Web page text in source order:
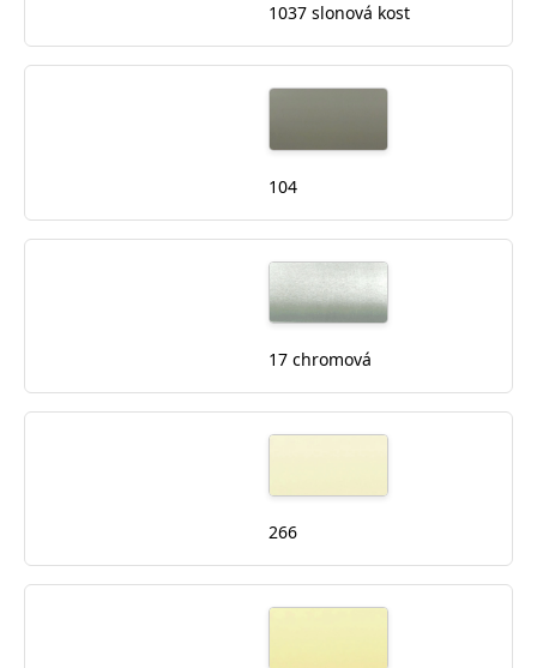
1037 slonová kost
104
17 chromová
266